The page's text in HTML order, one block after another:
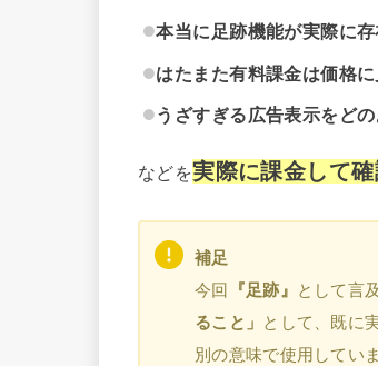
本当に足跡機能が実際に存
はたまた有料課金は価格
うざすぎる広告表示をど
などを実際に課金して
補足
今回
『足跡』 として言
ること」 として、既に
別の意味で使用していま